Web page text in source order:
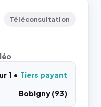
Téléconsultation
1
Tiers payant
Bobigny (93)